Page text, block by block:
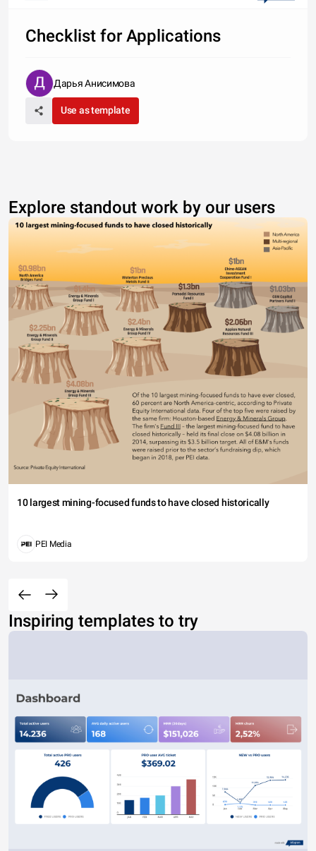
Checklist for Applications
Дарья Анисимова
Use as template
Explore standout work by our users
10 largest mining-focused funds to have closed historically
PEI Media
Inspiring templates to try